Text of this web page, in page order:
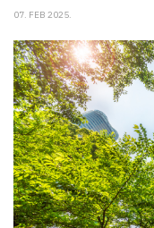
07. FEB 2025.